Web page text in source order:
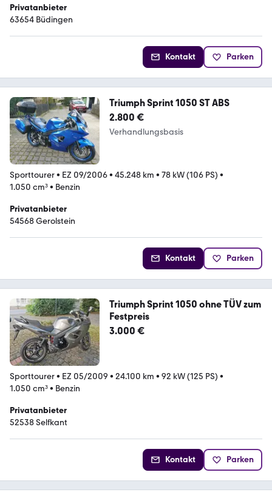
Privatanbieter
63654 Büdingen
Kontakt Parken
Triumph Sprint 1050 ST ABS
2.800 €
Verhandlungsbasis
Sporttourer• EZ 09/2006• 45.248 km • 78 kW (106 PS) •
1.050 cm³• Benzin
Privatanbieter
54568 Gerolstein
Kontakt Parken
Triumph Sprint 1050 ohne TÜV zum
Festpreis
3.000 €
Sporttourer• EZ 05/2009 • 24.100 km • 92 kW (125 PS) •
1.050 cm³• Benzin
Privatanbieter
52538 Selfkant
Kontakt Parken